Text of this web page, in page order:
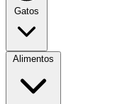
Gatos
Alimentos